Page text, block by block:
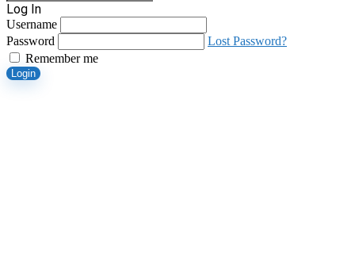
Log In
Username
Password
Lost Password?
Remember me
Login